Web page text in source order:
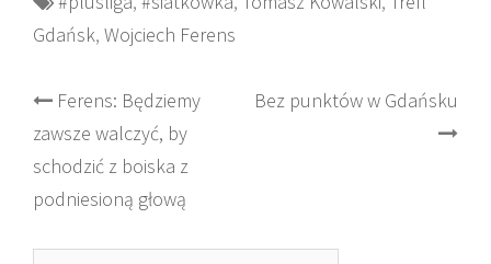
Gdańsk, Wojciech Ferens
Post
navigation
Ferens: Będziemy
zawsze walczyć, by
schodzić z boiska z
podniesioną głową
Bez punktów w Gdańsku